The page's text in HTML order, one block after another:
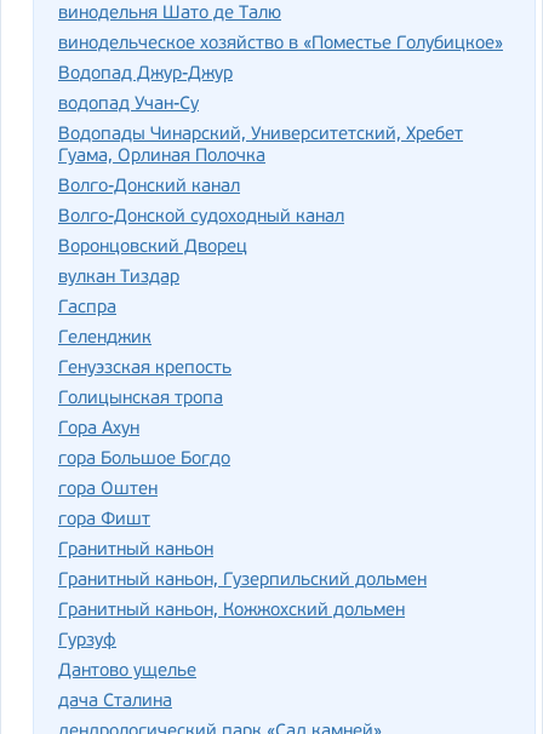
винодельня Шато де Талю
винодельческое хозяйство в «Поместье Голубицкое»
Водопад Джур-Джур
водопад Учан-Су
Водопады Чинарский, Университетский, Хребет
Гуама, Орлиная Полочка
Волго-Донский канал
Волго-Донской судоходный канал
Воронцовский Дворец
вулкан Тиздар
Гаспра
Геленджик
Генуэзская крепость
Голицынская тропа
Гора Ахун
гора Большое Богдо
гора Оштен
гора Фишт
Гранитный каньон
Гранитный каньон, Гузерпильский дольмен
Гранитный каньон, Кожжохский дольмен
Гурзуф
Дантово ущелье
дача Сталина